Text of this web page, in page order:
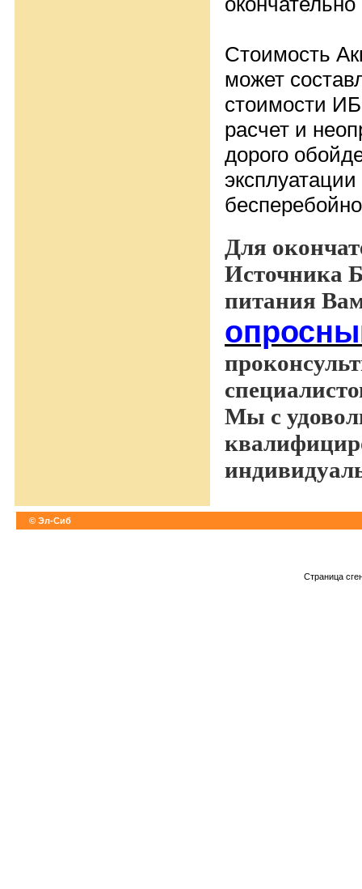
Стоимость
может
стоимости
расчет и
дорого
Для
Источника
питания
Мы с
© Эл-Сиб
Страница